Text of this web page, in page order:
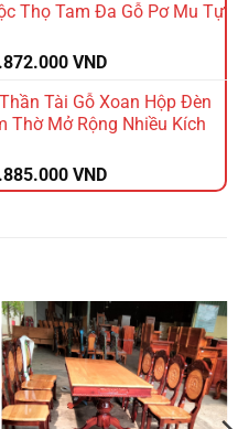
tại
2.112.000 VND.
Thọ Tam Đa Gỗ Pơ Mu Tự
VND.
VNDGiá
tại
là:
Tài Gỗ Xoan Hộp Đèn
Thờ Mở Rộng Nhiều Kích
VNDGiá
hiện